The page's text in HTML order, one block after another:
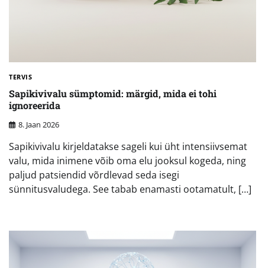
TERVIS
Sapikivivalu sümptomid: märgid, mida ei tohi
ignoreerida
8. Jaan 2026
Sapikivivalu kirjeldatakse sageli kui üht intensiivsemat
valu, mida inimene võib oma elu jooksul kogeda, ning
paljud patsiendid võrdlevad seda isegi
sünnitusvaludega. See tabab enamasti ootamatult, […]